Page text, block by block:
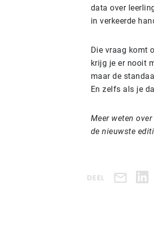
data over
in verkeerde
Die vraag komt
krijg je er nooit
maar de
En zelfs als je
Meer weten
de nieuwste
DEEL